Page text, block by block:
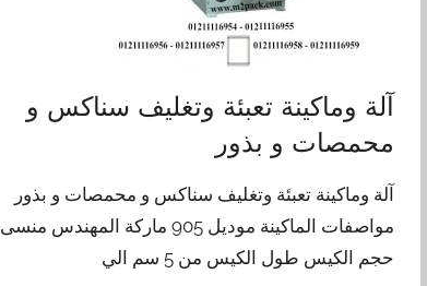
آلة وماكينة تعبئة وتغليف سناكس و
محمصات و بذور
آلة وماكينة تعبئة وتغليف سناكس و محمصات و بذور
مواصفات الماكينة موديل 905 ماركة المهندس منسى
حجم الكيس طول الكيس من 5 سم الي